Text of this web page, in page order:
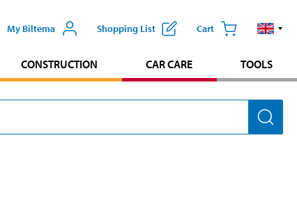
My Biltema Shopping List Cart
CONSTRUCTION CAR CARE TOOLS